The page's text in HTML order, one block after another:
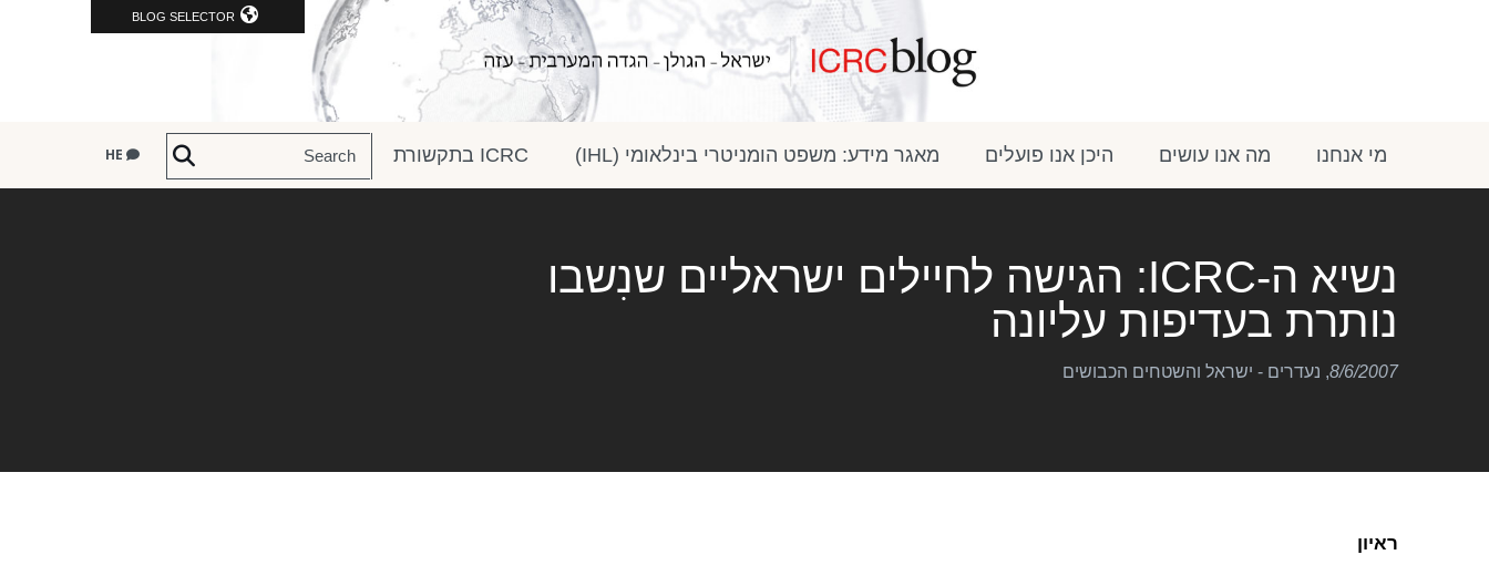
BLOG SELECTOR
מי אנחנו מה אנו עושים היכן אנו פועלים מאגר מידע: משפט הומניטרי בינלאומי (IHL) ICRC בתקשורת
נשיא ה-ICRC: הגישה לחיילים ישראליים שנִשבו
נותרת בעדיפות עליונה
8/6/2007
, נעדרים - ישראל והשטחים הכבושים
ראיון